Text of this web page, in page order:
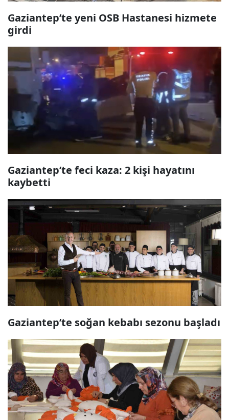
Gaziantep’te yeni OSB Hastanesi hizmete
girdi
Gaziantep’te feci kaza: 2 kişi hayatını
kaybetti
Gaziantep’te soğan kebabı sezonu başladı